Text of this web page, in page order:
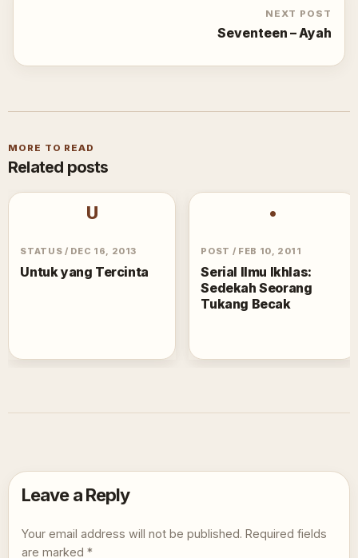
NEXT POST
Seventeen – Ayah
MORE TO READ
Related posts
U
STATUS / DEC 16, 2013
Untuk yang Tercinta
•
POST / FEB 10, 2011
Serial Ilmu Ikhlas:
Sedekah Seorang
Tukang Becak
Leave a Reply
Your email address will not be published. Required fields
are marked *